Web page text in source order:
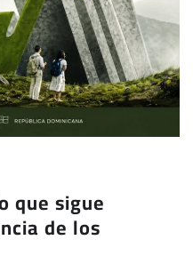
que sigue
de los